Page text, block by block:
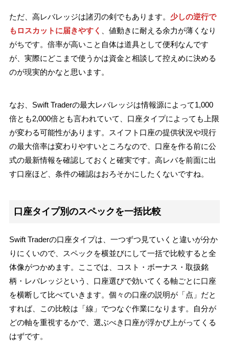
ただ、高レバレッジは諸刃の剣でもあります。 少しの逆行で
もロスカットに届きやすく
、値動きに耐える余力が薄くなり
がちです。倍率が高いこと自体は道具として便利なんです
が、実際にどこまで使うかは資金と相談して控えめに決める
のが現実的かなと思います。
なお、Swift Traderの最大レバレッジは情報源によって1,000
倍とも2,000倍とも言われていて、口座タイプによっても上限
が変わる可能性があります。スイフト口座の提供状況や現行
の最大倍率は変わりやすいところなので、口座を作る前に公
式の最新情報を確認しておくと確実です。高レバを前面に出
す口座ほど、条件の確認はおろそかにしたくないですね。
口座タイプ別のスペックを一括比較
Swift Traderの口座タイプは、一つずつ見ていくと違いが分か
りにくいので、スペックを横並びにして一括で比較すると全
体像がつかめます。ここでは、コスト・ボーナス・取扱銘
柄・レバレッジという、口座選びで効いてくる軸ごとに口座
を横断して比べていきます。個々の口座の説明が「点」だと
すれば、この比較は「線」でつなぐ作業になります。自分が
どの軸を重視するかで、選ぶべき口座が浮かび上がってくる
はずです。